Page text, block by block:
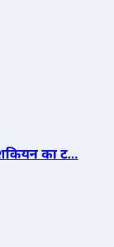
का ट...